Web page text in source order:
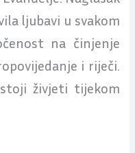
ljubavi u svakom
na činjenje
i riječi.
živjeti tijekom